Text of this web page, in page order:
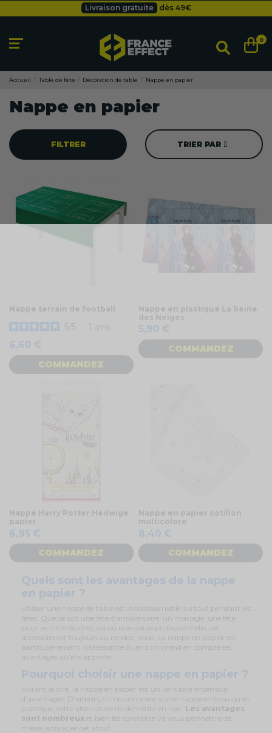
Livraison gratuite dès 49€
Livraison gratuite dès 49 0
Accueil Table de fête Décoration de table Nappe en papier
Nappe en papier
FILTRER TRIER PAR
Nappe terrain de football
5 5 - 1 avis
6,60 €
COMMANDEZ
Nappe en plastique La Reine
des Neiges
5,90 €
COMMANDEZ
Nappe Harry Potter Hedwige
papier
6,95 €
COMMANDEZ
Nappe en papier cotillon
multicolore
8,40 €
COMMANDEZ
Quels sont les avantages de la nappe
en papier ?
Utiliser une nappe de table est incontournable surtout pendant les
fêtes. Que ce soit une fête d’anniversaire, un mariage, une fête
pour les intimes chez soi ou une soirée professionnelle, cet
accessoire est toujours au rendez-vous. La nappe en papier est
particulièrement intéressante quand on prend en compte les
avantages qu’elle apporte.
Pourquoi choisir une nappe en papier ?
Autant le dire, la nappe en papier est un véritable ensemble
d’avantages. D’ailleurs, si l’on compare à une nappe en tissu ou en
plastique, cette alternative ne démérite en rien. Les avantages
sont nombreux et bien les connaître va vous permettre de
mieux apprécier cet atout.